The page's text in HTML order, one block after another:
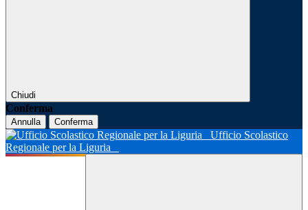
Chiudi
Conferma
Annulla Conferma
Ufficio Scolastico
Regionale per la Liguria